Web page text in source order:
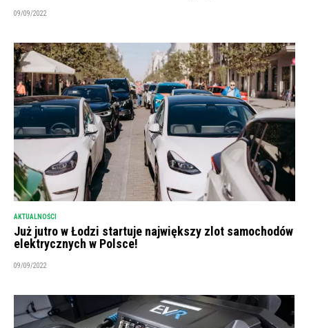
09/09/2022
AKTUALNOŚCI
Już jutro w Łodzi startuje największy zlot samochodów
elektrycznych w Polsce!
09/09/2022